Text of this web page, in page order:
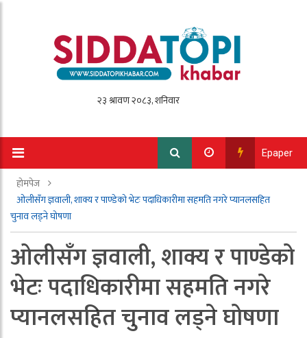
Epaper
होमपेज
ओलीसँग ज्ञवाली, शाक्य र पाण्डेको भेटः पदाधिकारीमा सहमति नगरे प्यानलसहित
चुनाव लड्ने घोषणा
ओलीसँग ज्ञवाली, शाक्य र पाण्डेको
भेटः पदाधिकारीमा सहमति नगरे
प्यानलसहित चुनाव लड्ने घोषणा